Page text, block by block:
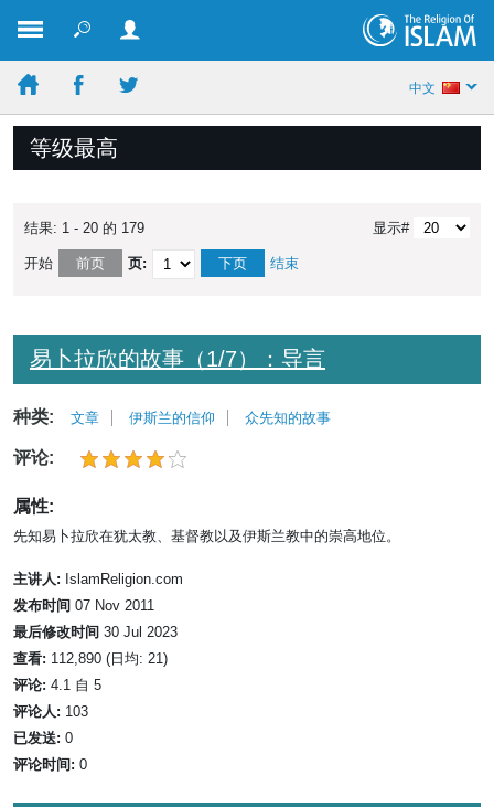
中文
等级最高
结果: 1 - 20 的 179 显示#
开始 前页 页: 下页 结束
易卜拉欣的故事（1/7）：导言
种类: 文章 伊斯兰的信仰 众先知的故事
评论:
属性:
先知易卜拉欣在犹太教、基督教以及伊斯兰教中的崇高地位。
主讲人: IslamReligion.com
发布时间 07 Nov 2011
最后修改时间 30 Jul 2023
查看: 112,890 (日均: 21)
评论: 4.1 自 5
评论人: 103
已发送: 0
评论时间: 0